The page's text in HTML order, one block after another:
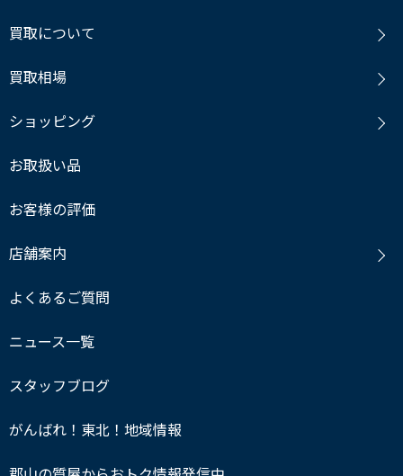
買取について
買取相場
ショッピング
お取扱い品
お客様の評価
店舗案内
よくあるご質問
ニュース一覧
スタッフブログ
がんばれ！東北！地域情報